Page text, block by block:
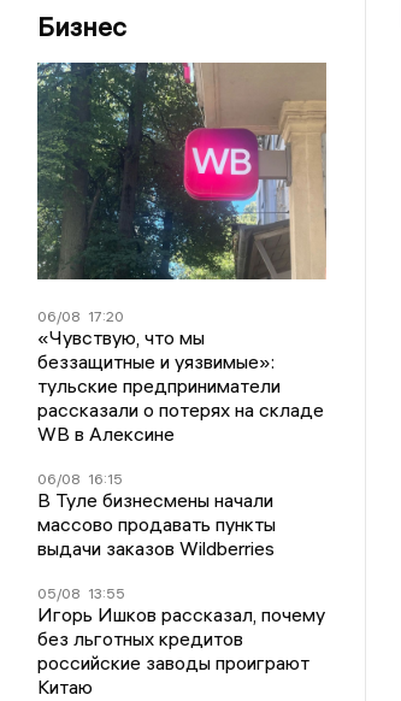
Бизнес
06/08 17:20
«Чувствую, что мы
беззащитные и уязвимые»:
тульские предприниматели
рассказали о потерях на складе
WB в Алексине
06/08 16:15
В Туле бизнесмены начали
массово продавать пункты
выдачи заказов Wildberries
05/08 13:55
Игорь Ишков рассказал, почему
без льготных кредитов
российские заводы проиграют
Китаю